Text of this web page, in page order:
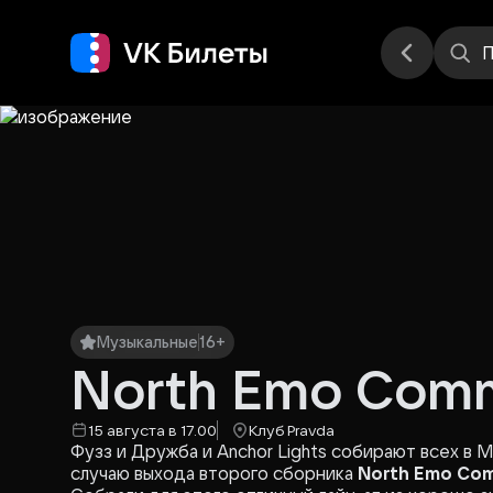
Музыкальные16+
North Emo
15 августа в 17.00 Клуб Pravda
Фузз и Дружба и Anchor Lights собирают всех в
случаю выхода второго сборника North Emo